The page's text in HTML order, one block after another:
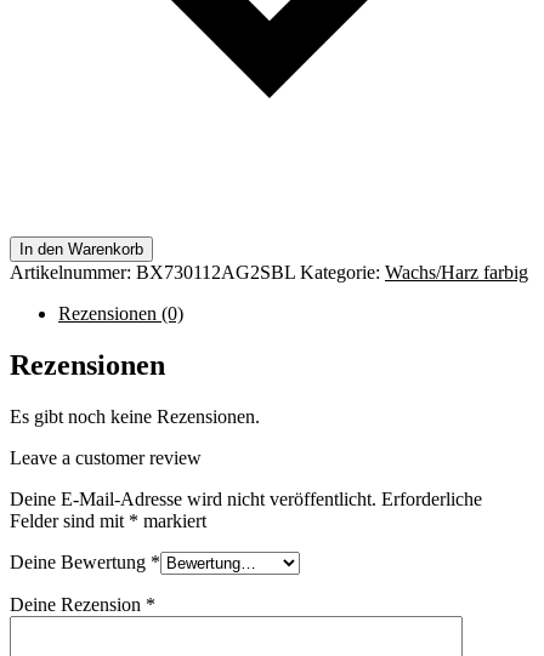
In den Warenkorb
Artikelnummer: BX730112AG2SBL Kategorie: Wachs/Harz farbig
Rezensionen (0)
Rezensionen
Es gibt noch keine Rezensionen.
Leave a customer review
Deine E-Mail-Adresse wird nicht veröffentlicht. Erforderliche
Felder sind mit * markiert
Deine Bewertung *
Deine Rezension *